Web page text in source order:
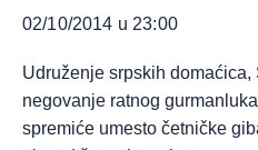
02/10/2014 u 23:00
Udruženje srpskih
negovanje ratnog
spremiće umesto četničke